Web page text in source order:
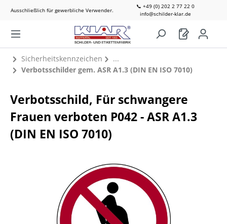
Ausschließlich für gewerbliche Verwender.
📞 +49 (0) 202 2 77 22 0
info@schilder-klar.de
Sicherheitskennzeichen
Verbotsschilder gem. ASR A1.3 (DIN EN ISO 7010)
Verbotsschild, Für schwangere
Frauen verboten P042 - ASR A1.3
(DIN EN ISO 7010)